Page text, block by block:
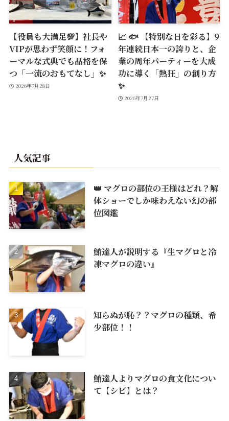
【役員も大満足💯】社長や
VIPが思わず笑顔に！フォ
ーマルな式典でも品格を保
つ「一流のおもてなし」✨
2026年7月28日
📈 🐟 【特別な日を彩る】9
年連続日本一の誇りと、企
業の周年パーティーを大成
功に導く「熱狂」の創り方
✨
2026年7月27日
人気記事
👑 マグロの部位の王様はどれ？解
体ショーでしか味わえない幻の部
位図鑑
鮪達人が説明する『生マグロと冷
凍マグロの違い』
知らぬが恥？？マグロの種類、希
少部位！！
鮪達人よりマグロの食文化につい
て【シビ】とは？